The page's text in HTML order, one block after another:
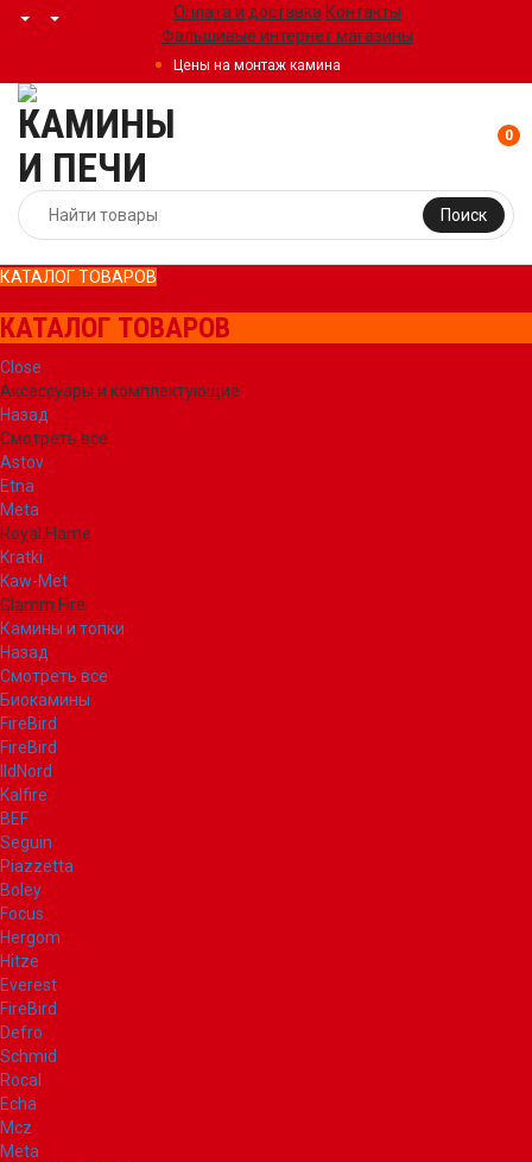
Оплата и доставка Контакты
Фальшивые интернет магазины
Цены на монтаж камина
Поиск
0
КАТАЛОГ ТОВАРОВ
КАТАЛОГ ТОВАРОВ
Close
Аксессуары и комплектующие
Назад
Смотреть все
Astov
Etna
Meta
Royal Flame
Kratki
Kaw-Met
Glamm Fire
Камины и топки
Назад
Смотреть все
Биокамины
FireBird
FireBird
IldNord
Kalfire
BEF
Seguin
Piazzetta
Boley
Focus
Hergom
Hitze
Everest
FireBird
Defro
Schmid
Rocal
Echa
Mcz
Meta